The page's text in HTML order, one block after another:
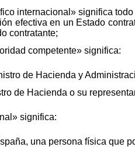
internacional» significa
efectiva en un Estado
contratante;
competente» significa:
de Hacienda y
de Hacienda o su
significa:
una persona física que